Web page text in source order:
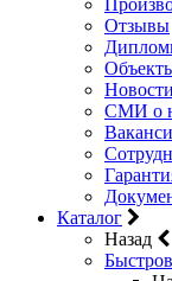
Отзывы
Новости
СМИ о
Каталог
Назад